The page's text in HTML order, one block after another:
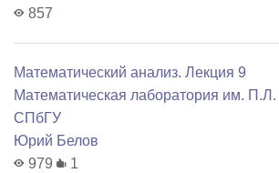
857
Математический анализ. Лекция 9
Математичеcкая лаборатория им.
СПбГУ
Юрий Белов
979
1